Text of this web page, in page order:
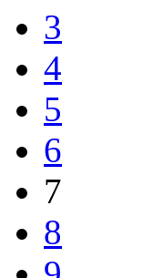
3
4
5
6
7
8